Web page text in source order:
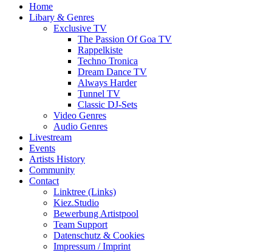
Home
Libary & Genres
Exclusive TV
The Passion Of Goa TV
Rappelkiste
Techno Tronica
Dream Dance TV
Always Harder
Tunnel TV
Classic DJ-Sets
Video Genres
Audio Genres
Livestream
Events
Artists History
Community
Contact
Linktree (Links)
Kiez.Studio
Bewerbung Artistpool
Team Support
Datenschutz & Cookies
Impressum / Imprint